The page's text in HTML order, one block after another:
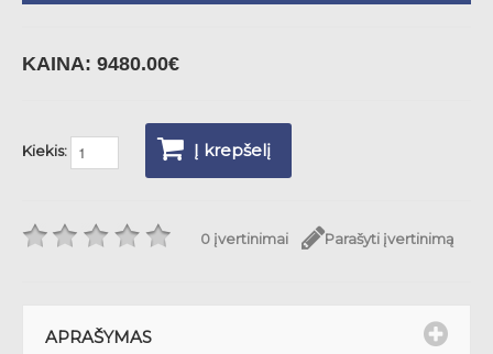
KAINA: 9480.00€
Kiekis: Į krepšelį
0 įvertinimai Parašyti įvertinimą
APRAŠYMAS